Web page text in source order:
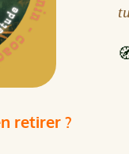
retirer ?